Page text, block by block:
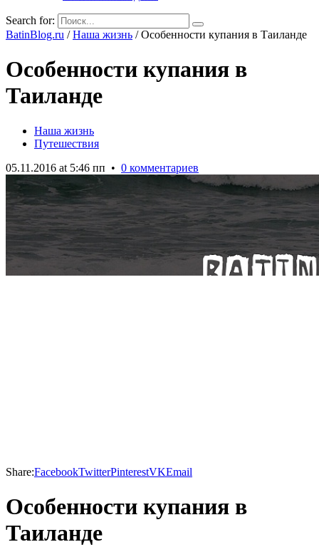
Search for:
BatinBlog.ru /Наша жизнь /Особенности купания в Таиланде
Особенности купания в
Таиланде
Наша жизнь
Путешествия
05.11.2016 at 5:46 пп • 0 комментариев
Share:FacebookTwitterPinterestVKEmail
Особенности купания в
Таиланде